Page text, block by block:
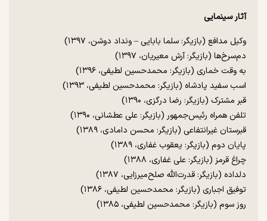
آثار سینمایی
وکیل مدافع (بازیگر: سلما بابایی – ونداد دوشن، ۱۳۹۷)
دم‌سرخ‌ها (بازیگر: آرش معیریان، ۱۳۹۷)
به وقت خماری (بازیگر: محمدحسین لطیفی، ۱۳۹۶)
اسب سفید پادشاه (بازیگر: محمدحسین لطیفی، ۱۳۹۳)
قبر مشترک (بازیگر: رضا درگزی، ۱۳۹۰)
تلفن همراه رئیس‌جمهور (بازیگر: علی عطشانی، ۱۳۹۰)
قبرستان غیرانتفاعی (بازیگر: محسن دامادی، ۱۳۸۹)
پایان دوم (بازیگر: یعقوب غفاری، ۱۳۸۹)
چراغ قرمز (بازیگر: علی غفاری، ۱۳۸۸)
دلداده (بازیگر: قدرت‌الله صلح‌میرزایی، ۱۳۸۷)
توفیق اجباری (بازیگر: محمدحسین لطیفی، ۱۳۸۶)
روز سوم (بازیگر: محمدحسین لطیفی، ۱۳۸۵)